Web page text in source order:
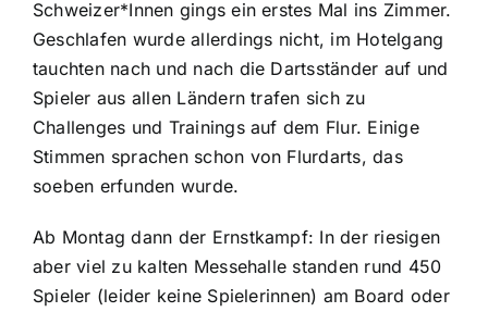
Schweizer*Innen gings ein erstes Mal ins Zimmer.
Geschlafen wurde allerdings nicht, im Hotelgang
tauchten nach und nach die Dartsständer auf und
Spieler aus allen Ländern trafen sich zu
Challenges und Trainings auf dem Flur. Einige
Stimmen sprachen schon von Flurdarts, das
soeben erfunden wurde.
Ab Montag dann der Ernstkampf: In der riesigen
aber viel zu kalten Messehalle standen rund 450
Spieler (leider keine Spielerinnen) am Board oder